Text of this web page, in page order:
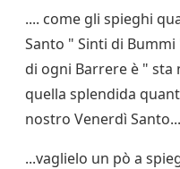
.... come gli spieghi
Santo " Sinti di
di ogni Barrere è "
quella splendida
nostro Venerdì
...vaglielo un pò a